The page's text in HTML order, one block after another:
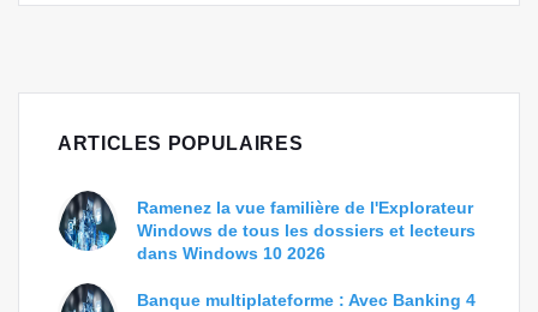
ARTICLES POPULAIRES
Ramenez la vue familière de l'Explorateur
Windows de tous les dossiers et lecteurs
dans Windows 10 2026
Banque multiplateforme : Avec Banking 4